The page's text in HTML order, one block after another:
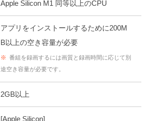
Apple Silicon M1 同等以上のCPU
アプリをインストールするために200M
B以上の空き容量が必要
※ 番組を録画するには画質と録画時間に応じて別
途空き容量が必要です。
2GB以上
[Apple Silicon]